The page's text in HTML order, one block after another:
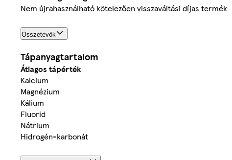
Nem újrahasználható kötelezően visszaváltási díjas termék
Összetevők
Tápanyagtartalom
Átlagos tápérték
Kalcium
Magnézium
Kálium
Fluorid
Nátrium
Hidrogén-karbonát